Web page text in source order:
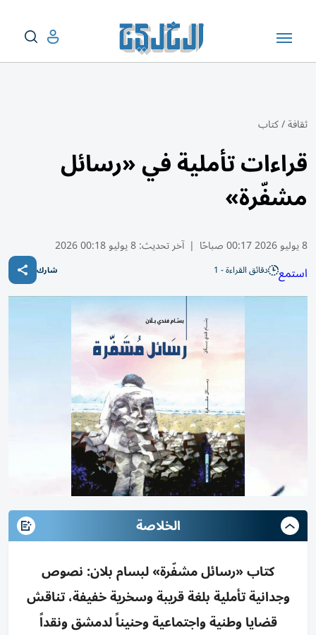
ثقافة/كتاب
قراءات تأملية في «رسائل
مشفّرة»
8 يوليو 2026 00:17 صباحًا | آخر تحديث:8 يوليو 00:18 2026
استمع دقائق القراءة - 1 شارك
الخلاصة
كتاب «رسائل مشفّرة» لبسام بلان: نصوص
وجدانية تأملية بلغة قريبة وسخرية خفيفة، تناقش
قضايا وطنية واجتماعية وحنيناً لدمشق ونقداً